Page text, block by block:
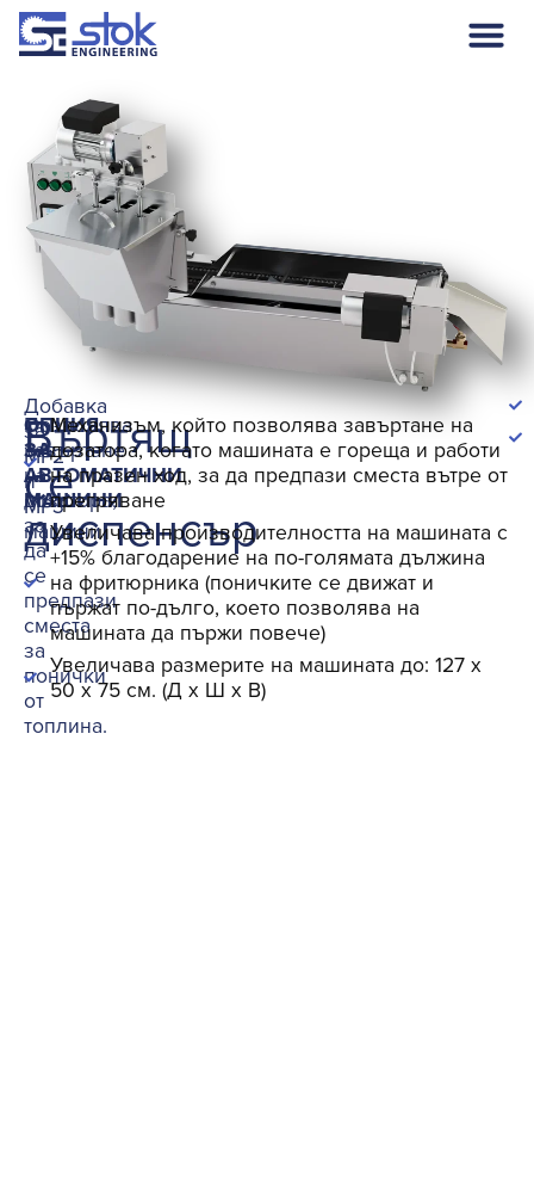
Въртящ
се
диспенсър
ОПЦИЯ
ЗА
АВТОМАТИЧНИ
МАШИНИ
Добавка
за
MP2
и
MP3
машини
Позволява
завъртане
на
дозатора,
за
да
се
предпази
сместа
за
понички
от
топлина.
Механизъм, който позволява завъртане на
дозатора, когато машината е гореща и работи
на празен ход, за да предпази сместа вътре от
прегряване
Увеличава производителността на машината с
+15% благодарение на по-голямата дължина
на фритюрника (поничките се движат и
пържат по-дълго, което позволява на
машината да пържи повече)
Увеличава размерите на машината до: 127 x
50 x 75 см. (Д x Ш x В)